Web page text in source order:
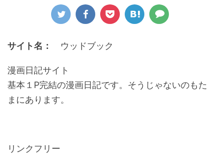
サイト名： ウッドブック
漫画日記サイト
基本１P完結の漫画日記です。そうじゃないのもた
まにあります。
リンクフリー